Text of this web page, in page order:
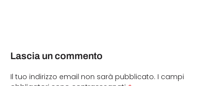
Lascia un commento
Il tuo indirizzo email non sarà pubblicato. I campi